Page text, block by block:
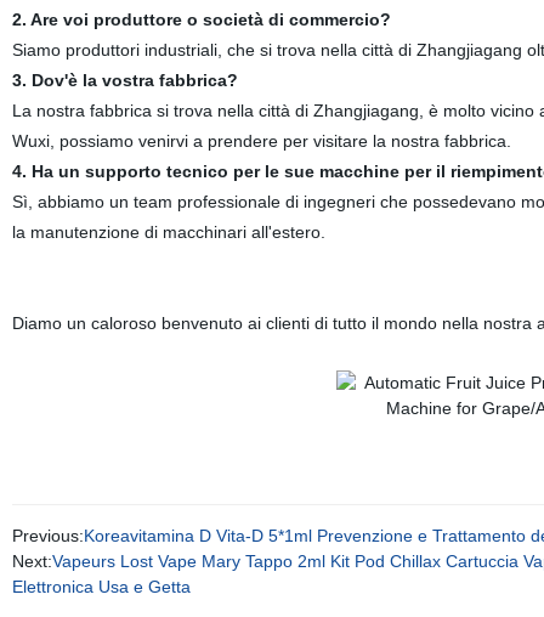
2. Are voi produttore o società di commercio?
Siamo produttori industriali, che si trova nella città di Zhangjiagang
3. Dov'è la vostra fabbrica?
La nostra fabbrica si trova nella città di Zhangjiagang, è molto
Wuxi, possiamo venirvi a prendere per visitare la nostra fabbrica.
4. Ha un supporto tecnico per le sue macchine per il
Sì, abbiamo un team professionale di ingegneri che possedevano
la manutenzione di macchinari all'estero.
Diamo un caloroso benvenuto ai clienti di tutto il mondo nella
Previous:Koreavitamina D Vita-D 5*1ml Prevenzione e Trattamento
Next:Vapeurs Lost Vape Mary Tappo 2ml Kit Pod Chillax Cartuccia
Elettronica Usa e Getta